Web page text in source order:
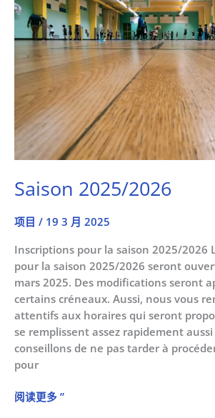
Saison 2025/2026
项目 / 19 3 月 2025
Inscriptions pour la saison 2025/2026
pour la saison 2025/2026 seront
mars 2025. Des modifications seront
certains créneaux. Aussi, nous vous
attentifs aux horaires qui seront
se remplissent assez rapidement
conseillons de ne pas tarder à
pour
阅读更多 ”